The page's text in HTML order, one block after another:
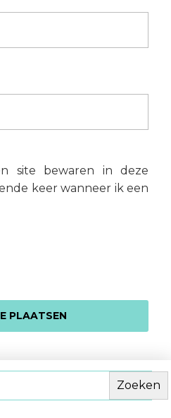
site bewaren in deze
keer wanneer ik een
Zoeken